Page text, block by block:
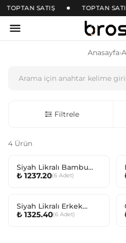
TOPTAN SATIŞ TOPTAN
Anasayfa›
Filtrele
4 Ürün
Siyah Likralı Bambu
Erkek Atlet
₺ 1237.20(6 Adet)
Siyah Likralı Erkek
Sporcu Atlet
₺ 1325.40(6 Adet)